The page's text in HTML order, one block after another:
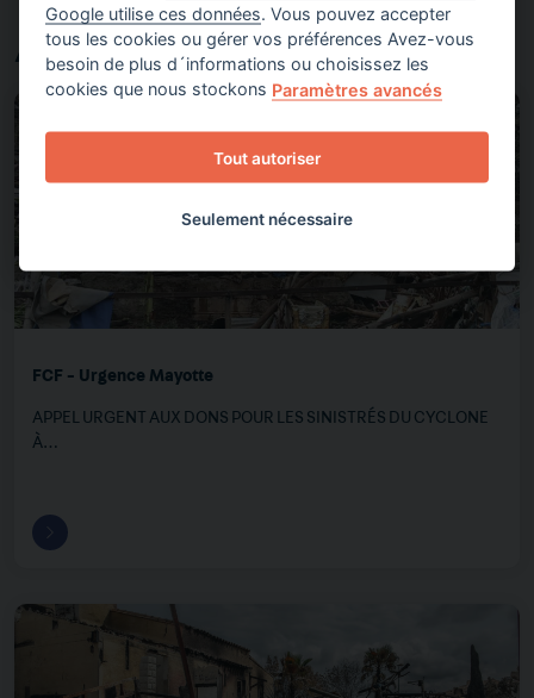
À découvrir aussi
FCF - Urgence Mayotte
APPEL URGENT AUX DONS POUR LES SINISTRÉS DU CYCLONE
À…
Google utilise ces données. Vous pouvez accepter
tous les cookies ou gérer vos préférences Avez-vous
besoin de plus d´informations ou choisissez les
cookies que nous stockons Paramètres avancés
Tout autoriser
Seulement nécessaire